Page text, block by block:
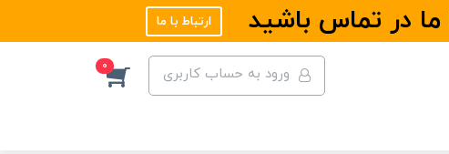
در تماس باشید ارتباط با ما
ورود به حساب کاربری 0